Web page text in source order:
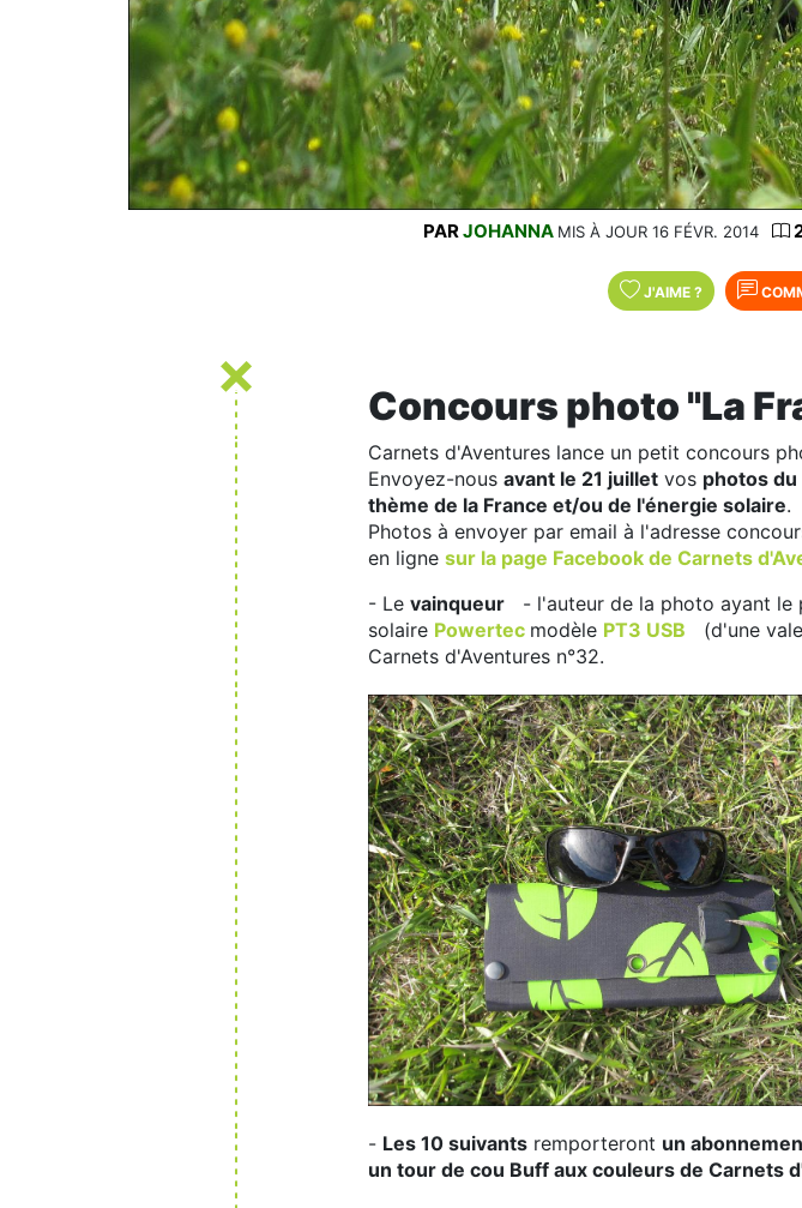
PARJOHANNA MIS À JOUR 16 FÉVR. 2014
J'AIME ?
Concours photo "La
Carnets d'Aventures lance un petit concours
Envoyez-nous avant le 21 juillet vos photos
thème de la France et/ou de l'énergie solaire.
Photos à envoyer par email à l'adresse
en ligne sur la page Facebook de Carnets
- Le vainqueur - l'auteur de la photo ayant le
solaire Powertec modèle PT3 USB
(d'une
Carnets d'Aventures n°32.
- Les 10 suivants remporteront un
un tour de cou Buff aux couleurs de Carnets